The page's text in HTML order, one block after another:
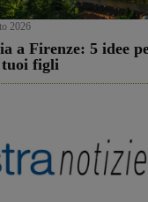
2026
a Firenze: 5 idee
figli